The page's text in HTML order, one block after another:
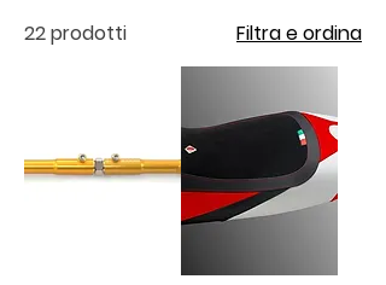
22 prodotti Filtra e ordina